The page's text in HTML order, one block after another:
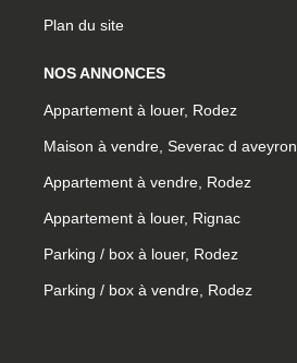
Plan du site
NOS ANNONCES
Appartement à louer, Rodez
Maison à vendre, Severac d aveyron
Appartement à vendre, Rodez
Appartement à louer, Rignac
Parking / box à louer, Rodez
Parking / box à vendre, Rodez